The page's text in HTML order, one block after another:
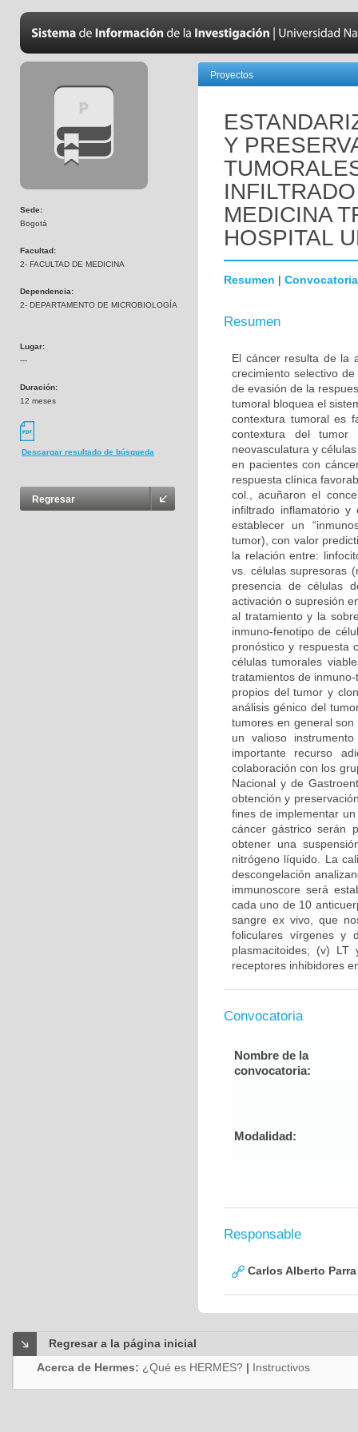
Sede:
Bogotá
Facultad:
2- FACULTAD DE MEDICINA
Dependencia:
2- DEPARTAMENTO DE MICROBIOLOGÍA
Lugar:
---
Duración:
12 meses
Descargar resultado de búsqueda
Regresar
Proyectos
Y
MEDICINA
HOSPITAL
Resumen | Convocatoria
Resumen
El cáncer resulta de la
crecimiento selectivo
de evasión de la
tumoral bloquea el
contextura tumoral es
contextura del tumor
neovasculatura y
en pacientes con
respuesta clínica
col., acuñaron el
infiltrado inflamatorio
establecer un
tumor), con valor
la relación entre:
vs. células supresoras
presencia de células
activación o supresión
al tratamiento y la
inmuno-fenotipo de
pronóstico y respuesta
células tumorales
tratamientos de
propios del tumor y
análisis génico del
tumores en general
un valioso
importante recurso
colaboración con los
Nacional y de
obtención y
fines de implementar
cáncer gástrico serán
obtener una
nitrógeno líquido. La
descongelación
immunoscore será
cada uno de 10
sangre ex vivo, que
foliculares vírgenes y
plasmacitoides; (v)
receptores inhibidores
Convocatoria
Nombre de la
convocatoria:
Modalidad:
Responsable
Carlos Alberto
Regresar a la página inicial
Acerca de Hermes: ¿Qué es HERMES? | Instructivos